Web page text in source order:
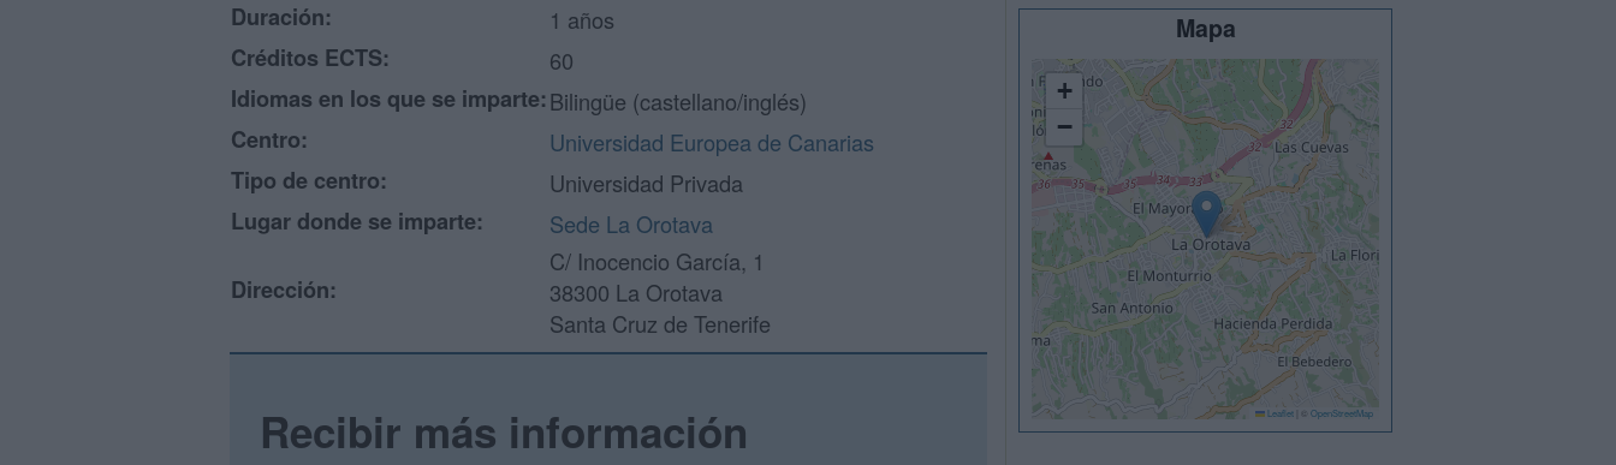
Duración:
1 años
Créditos ECTS:
60
Idiomas en los que se imparte:Bilingüe (castellano/inglés)
Centro:
Universidad Europea de Canarias
Tipo de centro:
Universidad Privada
Lugar donde se imparte:
Sede La Orotava
Dirección:
C/ Inocencio García, 1
38300 La Orotava
Santa Cruz de Tenerife
Recibir más información
Mapa
+
−
Leaflet © OpenStreetMap